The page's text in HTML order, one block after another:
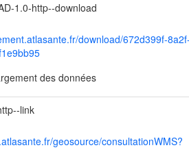
1.0-http--download
download/672d399f-
des données
link
geosource/consultationWMS?